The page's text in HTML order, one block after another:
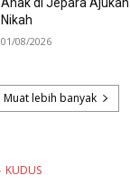
Anak di Jepara
Nikah
01/08/2026
Muat lebih banyak